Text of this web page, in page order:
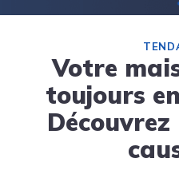
Votre
toujours